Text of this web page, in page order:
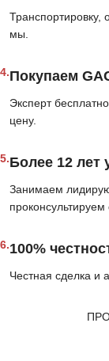
мы.
4.Покупаем
Эксперт
цену.
5.Более 12 лет
Занимаем
6.100%
Честная сделка и